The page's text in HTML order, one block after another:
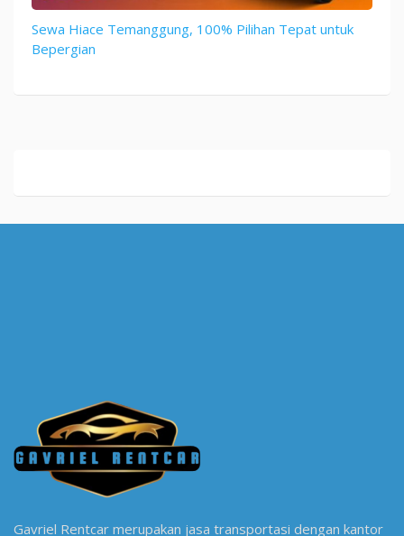
Sewa Hiace Temanggung, 100% Pilihan Tepat untuk
Bepergian
Gavriel Rentcar merupakan jasa transportasi dengan kantor